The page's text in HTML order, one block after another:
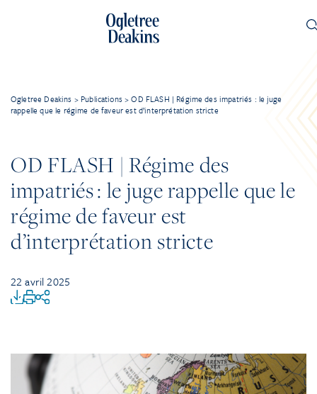
Ogletree Deakins > Publications >OD FLASH | Régime des impatriés : le juge
rappelle que le régime de faveur est d’interprétation stricte
OD FLASH | Régime des
impatriés : le juge rappelle que le
régime de faveur est
d’interprétation stricte
22 avril 2025